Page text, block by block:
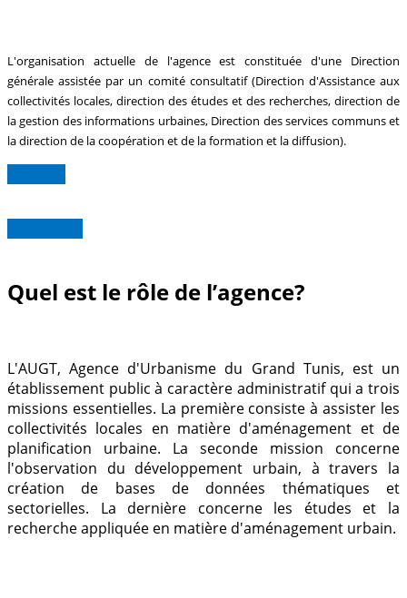
L'organisation actuelle de l'agence est constituée d'une Direction
générale assistée par un comité consultatif (Direction d'Assistance aux
collectivités locales, direction des études et des recherches, direction de
la gestion des informations urbaines, Direction des services communs et
la direction de la coopération et de la formation et la diffusion).
Quel est le rôle de l’agence?
L'AUGT, Agence d'Urbanisme du Grand Tunis, est un
établissement public à caractère administratif qui a trois
missions essentielles. La première consiste à assister les
collectivités locales en matière d'aménagement et de
planification urbaine. La seconde mission concerne
l'observation du développement urbain, à travers la
création de bases de données thématiques et
sectorielles. La dernière concerne les études et la
recherche appliquée en matière d'aménagement urbain.